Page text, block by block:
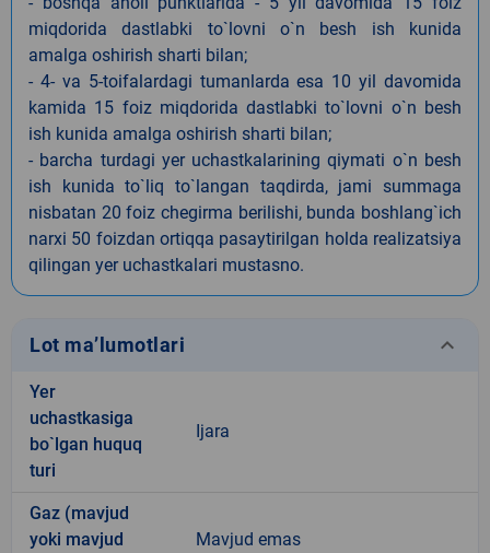
miqdorida dastlabki to`lovni o`n besh ish kunida
amalga oshirish sharti bilan;
- 4- va 5-toifalardagi tumanlarda esa 10 yil davomida
kamida 15 foiz miqdorida dastlabki to`lovni o`n besh
ish kunida amalga oshirish sharti bilan;
- barcha turdagi yer uchastkalarining qiymati o`n besh
ish kunida to`liq to`langan taqdirda, jami summaga
nisbatan 20 foiz chegirma berilishi, bunda boshlang`ich
narxi 50 foizdan ortiqqa pasaytirilgan holda realizatsiya
qilingan yer uchastkalari mustasno.
Lot ma’lumotlari keyboard_arrow_down
Yer
uchastkasiga
bo`lgan huquq
turi
Ijara
Gaz (mavjud
yoki mavjud
Mavjud emas